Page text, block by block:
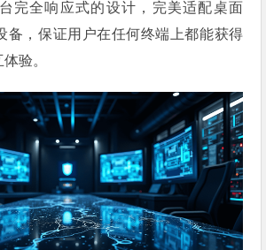
完全响应式的设计，完美适配桌面
备，保证用户在任何终端上都能获得
验。